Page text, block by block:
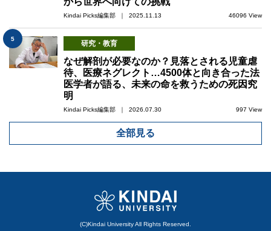
Kindai Picks編集部 ｜ 2025.11.13 46096 View
5
研究・教育
なぜ解剖が必要なのか？見落とされる児童虐
待、医療ネグレクト…4500体と向き合った法
医学者が語る、未来の命を救うための死因究
明
Kindai Picks編集部 ｜ 2026.07.30 997 View
全部見る
(C)Kindai University All Rights Reserved.